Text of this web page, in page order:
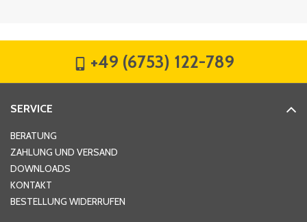
Hausnummer
+49 (6753) 122-789
SERVICE
BERATUNG
ZAHLUNG UND VERSAND
DOWNLOADS
KONTAKT
BESTELLUNG WIDERRUFEN